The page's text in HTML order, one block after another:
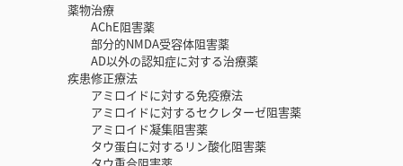
薬物治療
AChE阻害薬
部分的NMDA受容体阻害薬
AD以外の認知症に対する治療薬
疾患修正療法
アミロイドに対する免疫療法
アミロイドに対するセクレターゼ阻害薬
アミロイド凝集阻害薬
タウ蛋白に対するリン酸化阻害薬